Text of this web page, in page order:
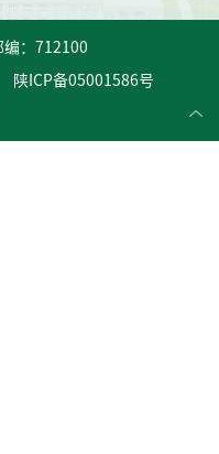
：712100
ICP备05001586号